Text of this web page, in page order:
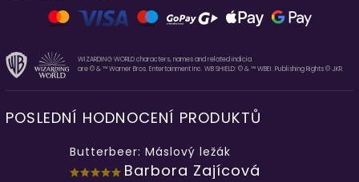
WIZARDING WORLD characters, names and related indicia
are © & ™ Warner Bros. Entertainment Inc. WB SHIELD: © & ™ WBEI. Publishing Rights © JKR.
POSLEDNÍ HODNOCENÍ PRODUKTŮ
Butterbeer: Máslový ležák
Barbora Zajícová